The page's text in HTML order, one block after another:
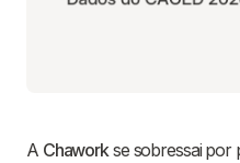
A Chaworkse sobressai por